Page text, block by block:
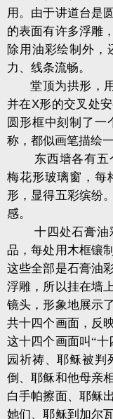
用。由于讲道台是
的表面有许多浮雕
除用油彩绘制外，
力、线条流畅。
堂顶为拱形，
并在X形的交叉处
圆形框中刻制了一
称，都似画笔描绘
东西墙各有五
梅花形玻璃窗，每
形，显得五彩缤纷
感。
十四处石膏油
品，每处用木框镶
这些全部是石膏油
浮雕，所以挂在墙
镜头，形象地展示
共十四个画面，反
这十四个画面叫“
园祈祷、耶稣被判
倒、耶稣和他母亲
白手帕擦面、耶稣
她们、耶稣到加尔